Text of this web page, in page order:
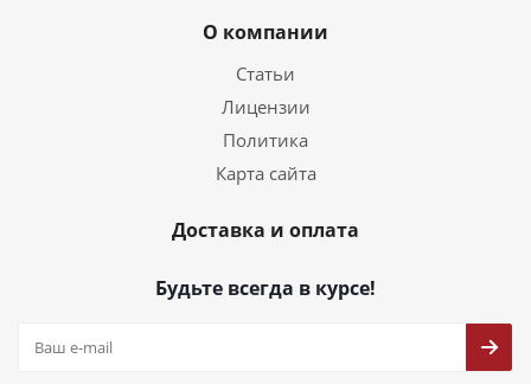
О компании
Статьи
Лицензии
Политика
Карта сайта
Доставка и оплата
Будьте всегда в курсе!